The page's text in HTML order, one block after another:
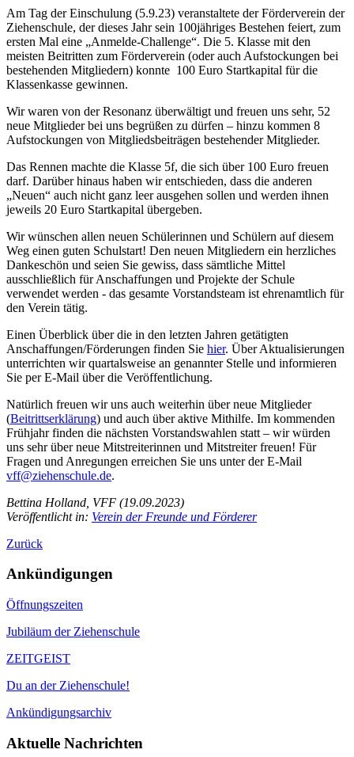
Am Tag der Einschulung (5.9.23) veranstaltete der Förderverein der
Ziehenschule, der dieses Jahr sein 100jähriges Bestehen feiert, zum
ersten Mal eine „Anmelde-Challenge“. Die 5. Klasse mit den
meisten Beitritten zum Förderverein (oder auch Aufstockungen bei
bestehenden Mitgliedern) konnte 100 Euro Startkapital für die
Klassenkasse gewinnen.
Wir waren von der Resonanz überwältigt und freuen uns sehr, 52
neue Mitglieder bei uns begrüßen zu dürfen – hinzu kommen 8
Aufstockungen von Mitgliedsbeiträgen bestehender Mitglieder.
Das Rennen machte die Klasse 5f, die sich über 100 Euro freuen
darf. Darüber hinaus haben wir entschieden, dass die anderen
„Neuen“ auch nicht ganz leer ausgehen sollen und werden ihnen
jeweils 20 Euro Startkapital übergeben.
Wir wünschen allen neuen Schülerinnen und Schülern auf diesem
Weg einen guten Schulstart! Den neuen Mitgliedern ein herzliches
Dankeschön und seien Sie gewiss, dass sämtliche Mittel
ausschließlich für Anschaffungen und Projekte der Schule
verwendet werden - das gesamte Vorstandsteam ist ehrenamtlich für
den Verein tätig.
Einen Überblick über die in den letzten Jahren getätigten
Anschaffungen/Förderungen finden Sie hier. Über Aktualisierungen
unterrichten wir quartalsweise an genannter Stelle und informieren
Sie per E-Mail über die Veröffentlichung.
Natürlich freuen wir uns auch weiterhin über neue Mitglieder
(Beitrittserklärung) und auch über aktive Mithilfe. Im kommenden
Frühjahr finden die nächsten Vorstandswahlen statt – wir würden
uns sehr über neue Mitstreiterinnen und Mitstreiter freuen! Für
Fragen und Anregungen erreichen Sie uns unter der E-Mail
vff@ziehenschule.de.
Bettina Holland, VFF (19.09.2023)
Veröffentlicht in: Verein der Freunde und Förderer
Zurück
Ankündigungen
Öffnungszeiten
Jubiläum der Ziehenschule
ZEITGEIST
Du an der Ziehenschule!
Ankündigungsarchiv
Aktuelle Nachrichten